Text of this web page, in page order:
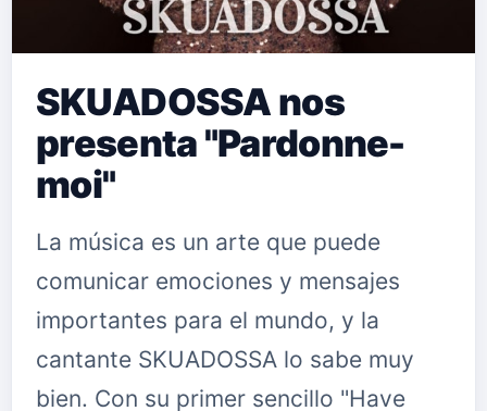
SKUADOSSA nos
presenta "Pardonne-
moi"
La música es un arte que puede
comunicar emociones y mensajes
importantes para el mundo, y la
cantante SKUADOSSA lo sabe muy
bien. Con su primer sencillo "Have